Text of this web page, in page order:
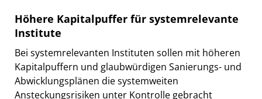
Höhere Kapitalpuffer für systemrelevante
Institute
Bei systemrelevanten Instituten sollen mit höheren
Kapitalpuffern und glaubwürdigen Sanierungs- und
Abwicklungsplänen die systemweiten
Ansteckungsrisiken unter Kontrolle gebracht